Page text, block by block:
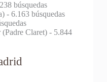
búsquedas
- 6.163 búsquedas
Claret)- 5.844